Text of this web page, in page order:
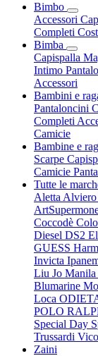
Bimbo
Accessori
Completi
Bimba
Capispalla
Intimo
Accessori
Bambini e
Pantaloncini
Completi
Camicie
Bambine e
Scarpe
Camicie
Tutte le
Aletta
Coccodè
Diesel DS2
GUESS
Invicta
Liu Jo Manila
Blumarine
Loca
POLO
Special Day
Trussardi
Zaini